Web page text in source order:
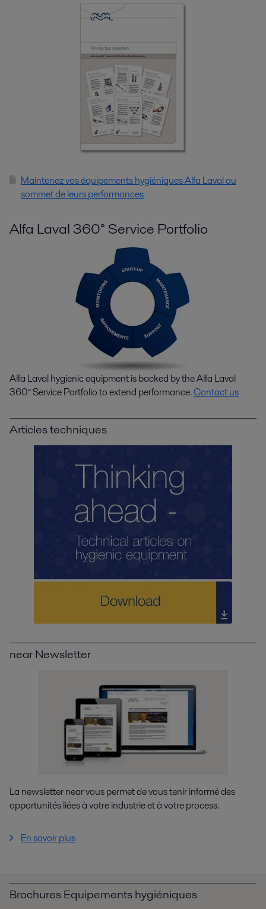
Maintenez vos équipements hygiéniques Alfa Laval au
sommet de leurs performances
Alfa Laval 360° Service Portfolio
Alfa Laval hygienic equipment is backed by the Alfa Laval
360° Service Portfolio to extend performance.Contact us
Articles techniques
near Newsletter
La newsletter near vous permet de vous tenir informé des
opportunités liées à votre industrie et à votre process.
En savoir plus
Brochures Equipements hygiéniques